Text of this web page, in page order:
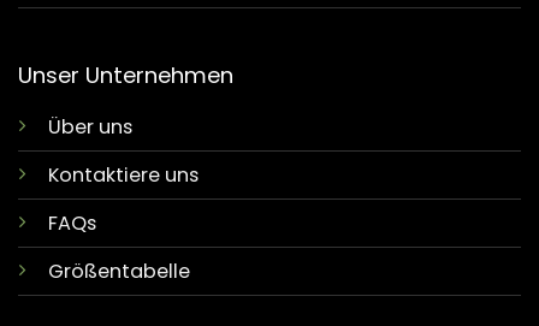
Unser Unternehmen
Über uns
Kontaktiere uns
FAQs
Größentabelle